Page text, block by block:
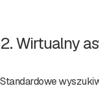
2. Wirtualny
Standardowe